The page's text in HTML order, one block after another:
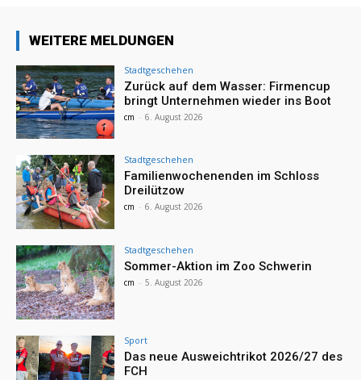
WEITERE MELDUNGEN
Stadtgeschehen
Zurück auf dem Wasser: Firmencup
bringt Unternehmen wieder ins Boot
cm - 6. August 2026
Stadtgeschehen
Familienwochenenden im Schloss
Dreilützow
cm - 6. August 2026
Stadtgeschehen
Sommer-Aktion im Zoo Schwerin
cm - 5. August 2026
Sport
Das neue Ausweichtrikot 2026/27 des
FCH